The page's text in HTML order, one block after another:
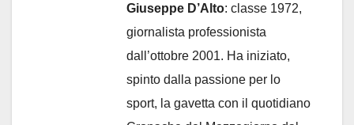
Giuseppe D’Alto: classe 1972,
giornalista professionista
dall’ottobre 2001. Ha iniziato,
spinto dalla passione per lo
sport, la gavetta con il quotidiano